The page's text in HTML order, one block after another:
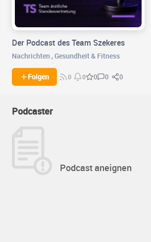
Der Podcast des Team Szekeres
Nachrichten ,Gesundheit & Fitness
Folgen 0 0 0 0 0
Podcaster
Podcast aneignen